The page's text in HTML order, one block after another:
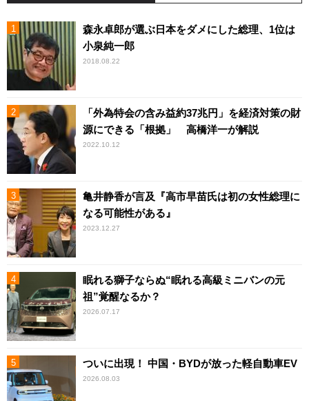
森永卓郎が選ぶ日本をダメにした総理、1位は
小泉純一郎
2018.08.22
「外為特会の含み益約37兆円」を経済対策の財
源にできる「根拠」 高橋洋一が解説
2022.10.12
亀井静香が言及『高市早苗氏は初の女性総理に
なる可能性がある』
2023.12.27
眠れる獅子ならぬ“眠れる高級ミニバンの元
祖”覚醒なるか？
2026.07.17
ついに出現！ 中国・BYDが放った軽自動車EV
2026.08.03